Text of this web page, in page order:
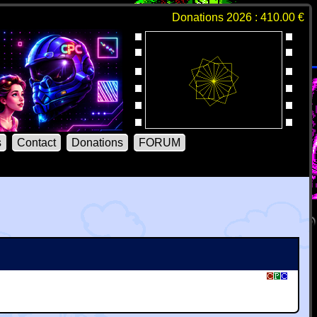
Donations 2026 : 410.00 €
Contact Donations FORUM